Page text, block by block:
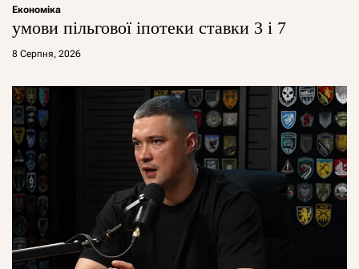
Економіка
умови пільгової іпотеки ставки 3 і 7
8 Серпня, 2026